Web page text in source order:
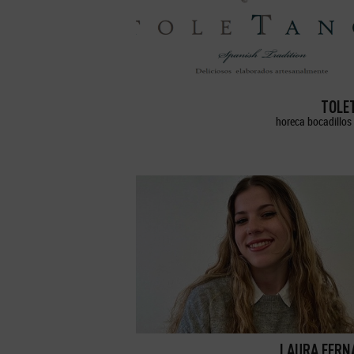
horeca
LAURA